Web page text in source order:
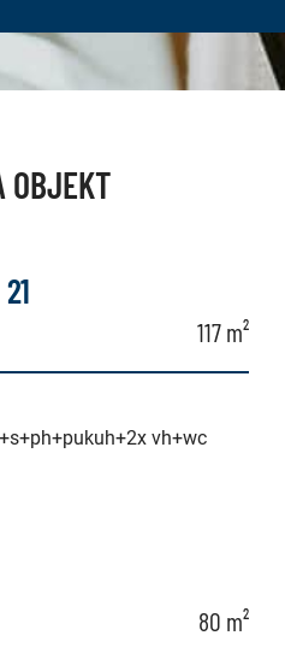
OBJEKT
117 m²
vh+wc
80 m²